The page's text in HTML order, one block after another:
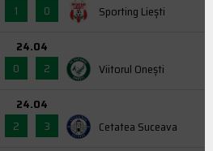
1
0 Sporting Liești
24.04
0
2 Viitorul Onești
24.04
2
3 Cetatea Suceava